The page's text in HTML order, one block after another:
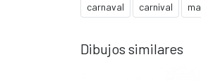
carnaval carnival
Dibujos similares